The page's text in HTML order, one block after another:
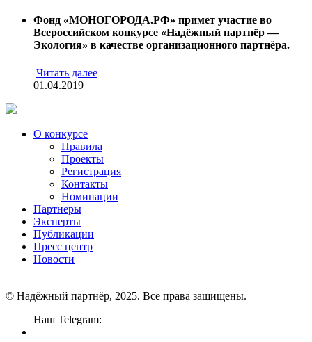
Фонд «МОНОГОРОДА.РФ» примет участие во
Всероссийском конкурсе «Надёжный партнёр —
Экология» в качестве организационного партнёра.
Читать далее
01.04.2019
О конкурсе
Правила
Проекты
Регистрация
Контакты
Номинации
Партнеры
Эксперты
Публикации
Пресс центр
Новости
© Надёжный партнёр, 2025. Все права защищены.
Наш Telegram: